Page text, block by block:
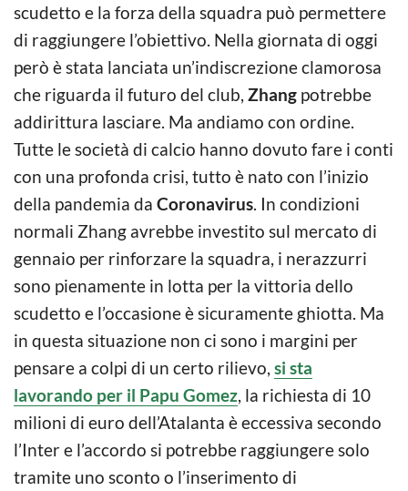
scudetto e la forza della squadra può permettere
di raggiungere l’obiettivo. Nella giornata di oggi
però è stata lanciata un’indiscrezione clamorosa
che riguarda il futuro del club, Zhang potrebbe
addirittura lasciare. Ma andiamo con ordine.
Tutte le società di calcio hanno dovuto fare i conti
con una profonda crisi, tutto è nato con l’inizio
della pandemia da Coronavirus. In condizioni
normali Zhang avrebbe investito sul mercato di
gennaio per rinforzare la squadra, i nerazzurri
sono pienamente in lotta per la vittoria dello
scudetto e l’occasione è sicuramente ghiotta. Ma
in questa situazione non ci sono i margini per
pensare a colpi di un certo rilievo, si sta
lavorando per il Papu Gomez, la richiesta di 10
milioni di euro dell’Atalanta è eccessiva secondo
l’Inter e l’accordo si potrebbe raggiungere solo
tramite uno sconto o l’inserimento di